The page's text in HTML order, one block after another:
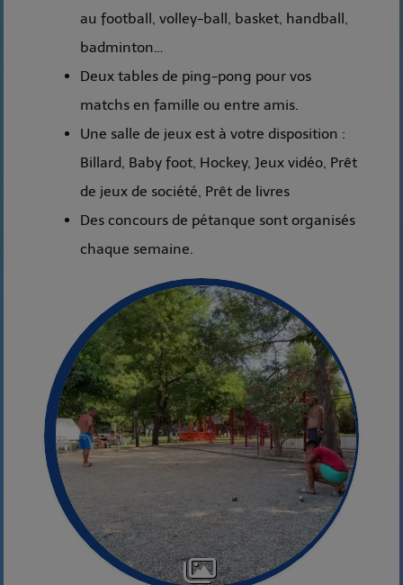
au football, volley-ball, basket, handball,
badminton…
Deux tables de ping-pong pour vos
matchs en famille ou entre amis.
Une salle de jeux est à votre disposition :
Billard, Baby foot, Hockey, Jeux vidéo, Prêt
de jeux de société, Prêt de livres
Des concours de pétanque sont organisés
chaque semaine.